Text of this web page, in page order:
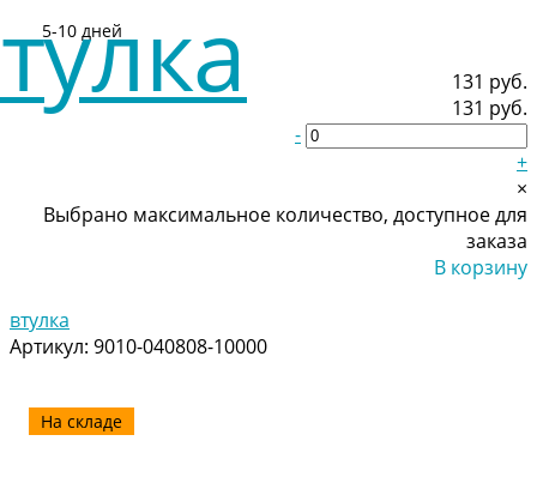
5-10 дней
131 руб.
131 руб.
-
+
×
Выбрано максимальное количество, доступное для
заказа
В корзину
втулка
Артикул: 9010-040808-10000
На складе